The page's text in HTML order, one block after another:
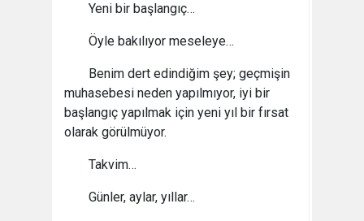
Yeni bir başlangıç…
Öyle bakılıyor meseleye…
Benim dert edindiğim şey; geçmişin
muhasebesi neden yapılmıyor, iyi bir
başlangıç yapılmak için yeni yıl bir fırsat
olarak görülmüyor.
Takvim…
Günler, aylar, yıllar…